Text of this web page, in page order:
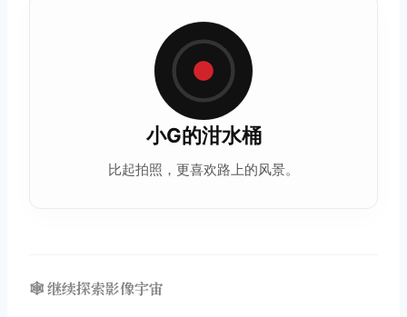
小G的泔水桶
比起拍照，更喜欢路上的风景。
🕸️ 继续探索影像宇宙